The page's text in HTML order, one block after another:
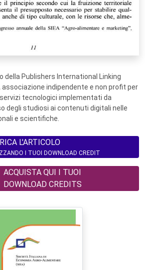
della Publishers International Linking
associazione indipendente e non profit per
tecnologici implementati da
degli studiosi ai contenuti digitali nelle
e scientifiche.
L'ARTICOLO
I TUOI DOWNLOAD CREDIT
ACQUISTA QUI I TUOI
DOWNLOAD CREDITS